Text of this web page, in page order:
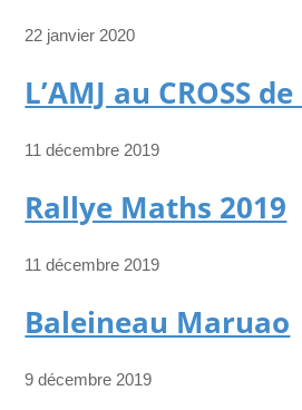
22 janvier 2020
L’AMJ au CROSS
11 décembre 2019
Rallye Maths 2019
11 décembre 2019
Baleineau Maruao
9 décembre 2019